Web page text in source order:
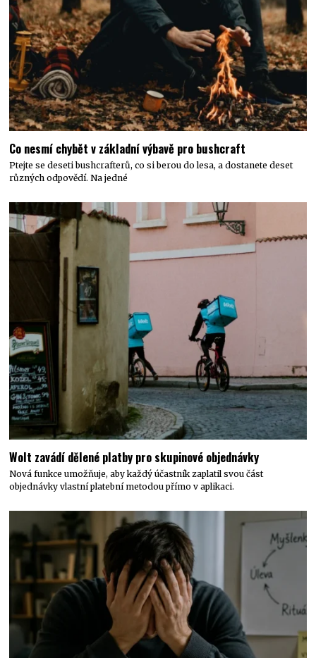
Co nesmí chybět v základní výbavě pro bushcraft
Ptejte se deseti bushcrafterů, co si berou do lesa, a dostanete deset
různých odpovědí. Na jedné
Wolt zavádí dělené platby pro skupinové objednávky
Nová funkce umožňuje, aby každý účastník zaplatil svou část
objednávky vlastní platební metodou přímo v aplikaci.